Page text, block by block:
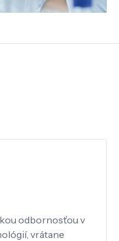
odbornosťou v
vrátane